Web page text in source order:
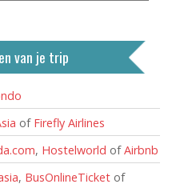
van je trip
of Firefly Airlines
, Hostelworld ofAirbnb
, BusOnlineTicket of